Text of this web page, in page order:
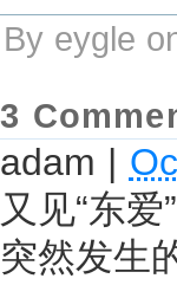
By eygle
3
adam |
又见“东爱”
突然发生